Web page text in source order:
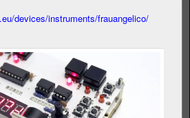
devices/instruments/frauangelico/